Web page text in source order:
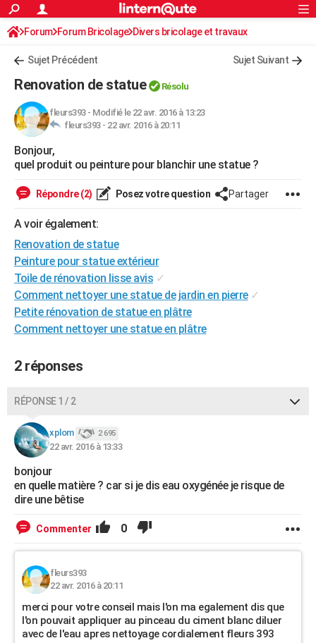
ACTUALITÉS
Politique
Société
Faits Divers
Education
Monde
Villes
+
FINANCE
Retraite
Impôts
Epargne
Immobilier
Risques naturels par ville
Banque
Assurance
Crédit
AUTO
Essais
Réserver un essai
Citadines
Berlines
SUV
Forum auto
+HIGH-TECH
Mobiles
Meilleur smartphone
Internet
Ordinateurs
Jeux vidéo
Guide high-tech
BRICOLAGE
WEEK-END
Guides de France
Escapades
Patrimoine
Expositions
Musées
Week-end nature
+LIFESTYLE
Art de vivre
Bien-être
Loisirs
Mode
Modes de vie
SANTE
Alimentation
Guide de la santé
Maladies
Médicaments
Sommeil
Destinations
City break
Voyage nature
Voyage de noces
Forum
Climat
+PHOTO
GUIDES D'ACHAT
Carte de Noël
Carte Bonne année
Carte Saint-Valentin
Carte Pâques
Carte d'anniversaire
DICTIONNAIRE
Dictionnaire
Biographies
Citations
Expressions
Proverbes
PROGRAMME TV
COPAINS D'AVANT
S'inscrire
Se connecter
Lycées
Collèges
Primaires
Universités
Entreprises
Service militaire
Avis de recherche
AVIS DE DÉCÈS
Bricolage
Lifestyle
Culture
Sport
Auto
Television
Voyage
Cinema
Rechercher
S'inscrire
Connexion
Forum Forum Bricolage Divers bricolage et travaux
Sujet Précédent Sujet Suivant
Renovation de statue Résolu
fleurs393- Modifié le 22 avr. 2016 à 13:23
fleurs393 - 22 avr. 2016 à 20:11
Bonjour,
quel produit ou peinture pour blanchir une statue ?
Répondre (2) Posez votre question Partager
A voir également:
Renovation de statue
Peinture pour statue extérieur
Toile de rénovation lisse avis ✓
Comment nettoyer une statue de jardin en pierre ✓
Petite rénovation de statue en plâtre
Comment nettoyer une statue en plâtre
2 réponses
RÉPONSE 1 / 2
xplom 2 695
22 avr. 2016 à 13:33
bonjour
en quelle matière ? car si je dis eau oxygénée je risque de
dire une bêtise
Commenter 0
fleurs393
22 avr. 2016 à 20:11
merci pour votre conseil mais l'on ma egalement dis que
l'on pouvait appliquer au pinceau du ciment blanc diluer
avec de l'eau apres nettoyage cordialement fleurs 393